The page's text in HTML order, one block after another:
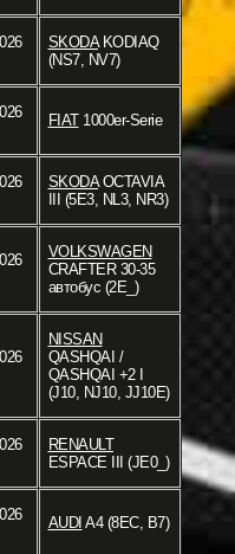
SKODAKODIAQ
(NS7, NV7)
FIAT1000er-Serie
SKODAOCTAVIA
III (5E3, NL3, NR3)
VOLKSWAGEN
CRAFTER 30-35
автобус (2E_)
NISSAN
QASHQAI /
QASHQAI +2 I
(J10, NJ10, JJ10E)
RENAULT
ESPACE III (JE0_)
AUDI A4 (8EC, B7)